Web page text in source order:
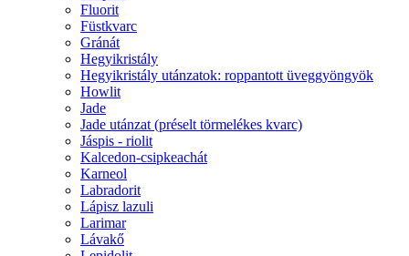
Fluorit
Füstkvarc
Gránát
Hegyikristály
Hegyikristály utánzatok: roppantott üveggyöngyök
Howlit
Jade
Jade utánzat (préselt törmelékes kvarc)
Jáspis - riolit
Kalcedon-csipkeachát
Karneol
Labradorit
Lápisz lazuli
Larimar
Lávakő